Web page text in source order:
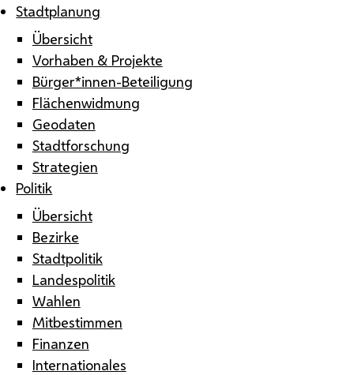
Stadtplanung
Übersicht
Vorhaben & Projekte
Bürger*innen-Beteiligung
Flächenwidmung
Geodaten
Stadtforschung
Strategien
Politik
Übersicht
Bezirke
Stadtpolitik
Landespolitik
Wahlen
Mitbestimmen
Finanzen
Internationales